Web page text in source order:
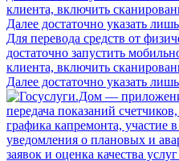
Для перевода средств от
достаточно запустить
клиента, включить
Далее достаточно указать